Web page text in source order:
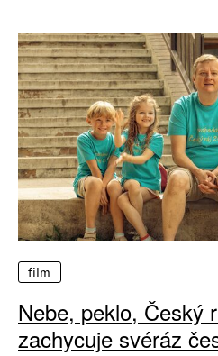
film
Nebe, peklo, Český
zachycuje svéráz